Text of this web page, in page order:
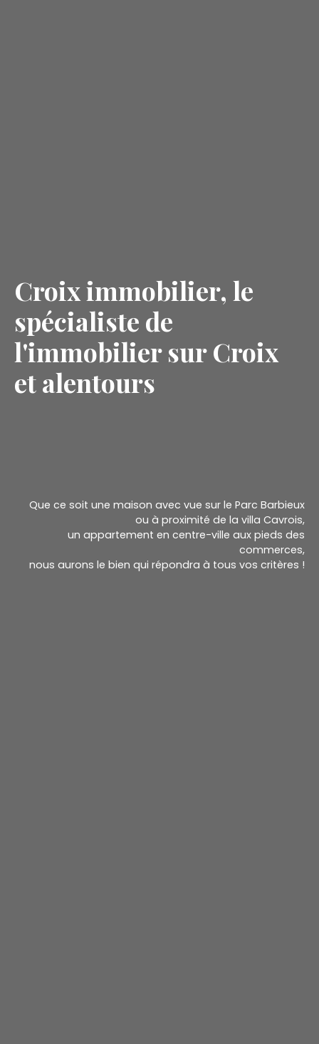
Croix immobilier, le
spécialiste de
l'immobilier sur Croix
et alentours
Que ce soit une maison avec vue sur le Parc Barbieux
ou à proximité de la villa Cavrois,
un appartement en centre-ville aux pieds des
commerces,
nous aurons le bien qui répondra à tous vos critères !